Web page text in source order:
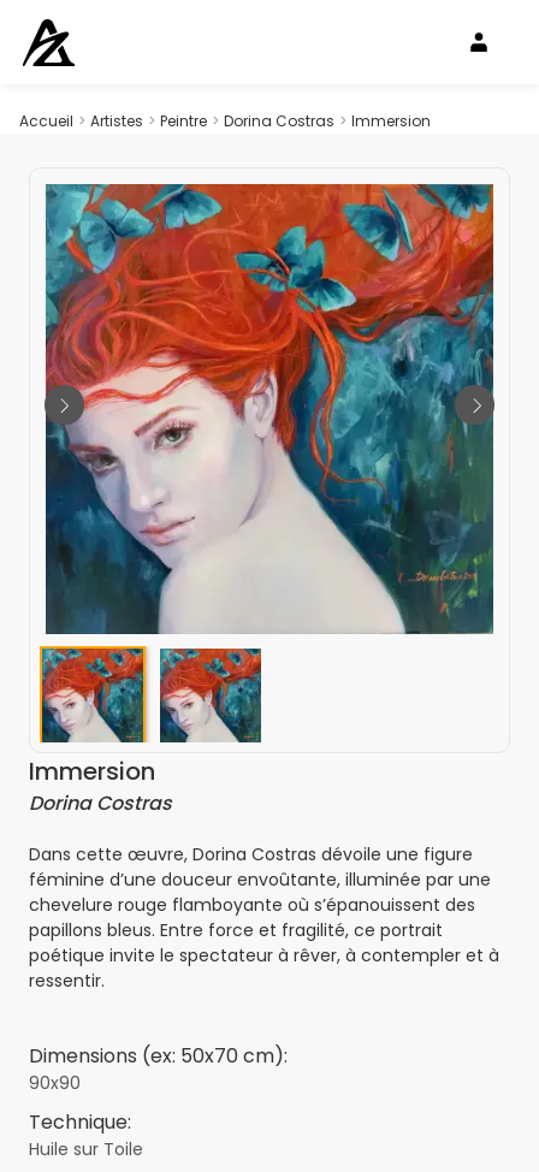
Accueil > Artistes > Peintre > Dorina Costras > Immersion
Immersion
Dorina Costras
Dans cette œuvre, Dorina Costras dévoile une figure
féminine d’une douceur envoûtante, illuminée par une
chevelure rouge flamboyante où s’épanouissent des
papillons bleus. Entre force et fragilité, ce portrait
poétique invite le spectateur à rêver, à contempler et à
ressentir.
Dimensions (ex: 50x70 cm):
90x90
Technique:
Huile sur Toile